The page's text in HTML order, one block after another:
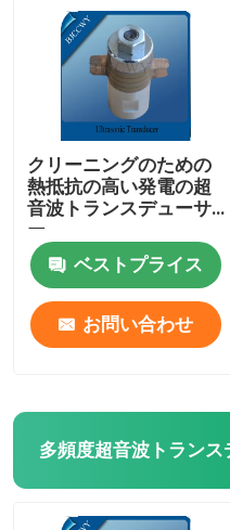
クリーニングのための
熱抵抗の高い発電の超
音波トランスデューサ
ー
ベストプライス
お問い合わせ
多頻度超音波トランス